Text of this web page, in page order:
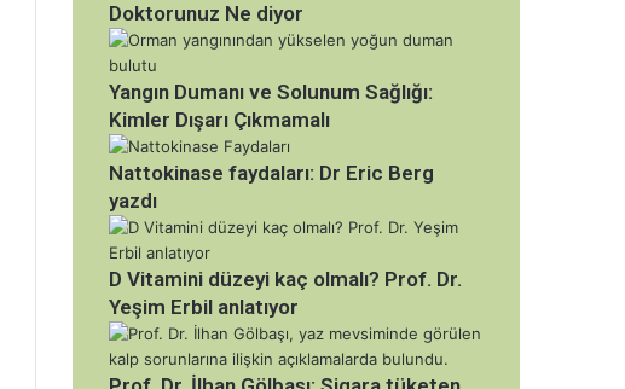
Doktorunuz Ne diyor
Yangın Dumanı ve Solunum Sağlığı:
Kimler Dışarı Çıkmamalı
Nattokinase faydaları: Dr Eric Berg
yazdı
D Vitamini düzeyi kaç olmalı? Prof. Dr.
Yeşim Erbil anlatıyor